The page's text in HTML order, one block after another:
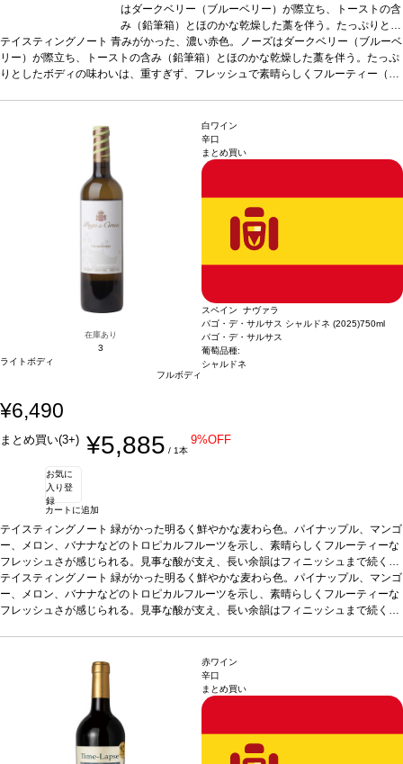
はダークベリー（ブルーベリー）が際立ち、トーストの含
み（鉛筆箱）とほのかな乾燥した藁を伴う。たっぷりとし
たボディの味わいは、重すぎず、フレッシュで素晴らしく
フルーティー（ブルーベリー、ブラックベリー）。しっか
りとして、甘いタンニンも感じるフィニッシュが続く。
フォールチーズと生ハムなどと好相性。
ラニーリョ 75%、メルロー 25%
切れの場合、在庫があり価格が同様の場合は自動的に次の
ヴィンテージに変更されます、ご了承ください。
テイスティングノート 青みがかった、濃い赤色。ノーズはダークベリー（ブルーベ
リー）が際立ち、トーストの含み（鉛筆箱）とほのかな乾燥した藁を伴う。たっぷ
りとしたボディの味わいは、重すぎず、フレッシュで素晴らしくフルーティー（ブ
らゆる肉料理、またマンチェゴチーズやロックフォールチーズと生ハムなどと好相
テンプラニーリョ 75%、メルロー 25%
の場合、在庫があり価格が同様の場合は自動的に次のヴィンテージに変更されま
す、ご了承ください。
在庫あり
3
ライトボディ
フルボディ
白ワイン
辛口
まとめ買い
スペイン ナヴァラ
パゴ・デ・サルサス シャルドネ (2025)750ml
パゴ・デ・サルサス
葡萄品種:
シャルドネ
¥6,490
まとめ買い(3+) ¥5,885 / 1本
9%OFF
お気に
入り登
録
カートに追加
テイスティングノート 緑がかった明るく鮮やかな麦わら色。パイナップル、マンゴ
ー、メロン、バナナなどのトロピカルフルーツを示し、素晴らしくフルーティーな
フレッシュさが感じられる。見事な酸が支え、長い余韻はフィニッシュまで続く。
味わいはバランスが取れていて、まろやかで滑らかな酸味を持つ。 合う料理カル
パッチョ、貝類、蒸し魚やグリル魚、パテ、チーズ、チキン、野菜のテリーヌ、サ
ラダ、タパスや前菜などと好相性。葡萄品種 シャルドネ 100%*本ヴィンテージが
テイスティングノート 緑がかった明るく鮮やかな麦わら色。パイナップル、マンゴ
ー、メロン、バナナなどのトロピカルフルーツを示し、素晴らしくフルーティーな
フレッシュさが感じられる。見事な酸が支え、長い余韻はフィニッシュまで続く。
ラダ、タパスや前菜などと好相性。
葡萄品種 シャルドネ 100%
在庫切れの場合、在庫があり価格が同様の場合は自動的に次のヴィンテージに変更
されます、ご了承ください。
赤ワイン
辛口
まとめ買い